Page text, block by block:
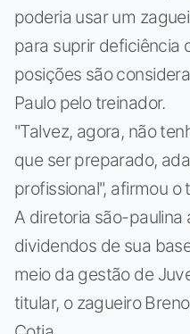
poderia usar um
para suprir deficiência
posições são
Paulo pelo treinador.
"Talvez, agora, não
que ser preparado,
profissional", afirmou o
A diretoria são-paulina
dividendos de sua
meio da gestão de
titular, o zagueiro